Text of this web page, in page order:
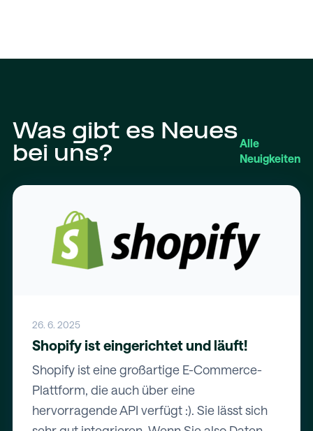
Was gibt es Neues
bei uns?
Alle
Neuigkeiten
26. 6. 2025
Shopify ist eingerichtet und läuft!
Shopify ist eine großartige E-Commerce-
Plattform, die auch über eine
hervorragende API verfügt :). Sie lässt sich